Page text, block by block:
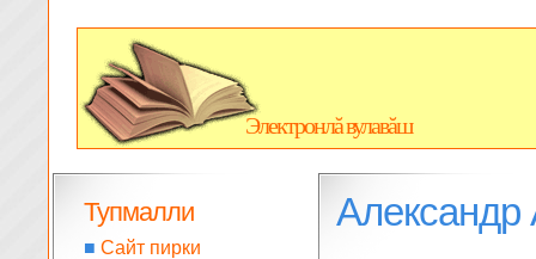
Электронлă вулавăш
Александр
Тупмалли
■ Сайт пирки